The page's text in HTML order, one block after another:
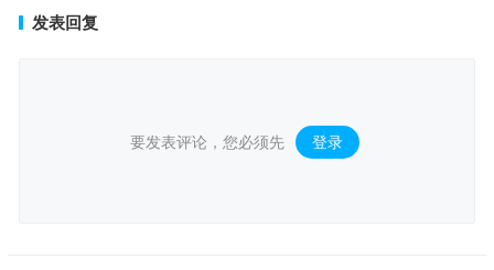
发表回复
要发表评论，您必须先 登录 。